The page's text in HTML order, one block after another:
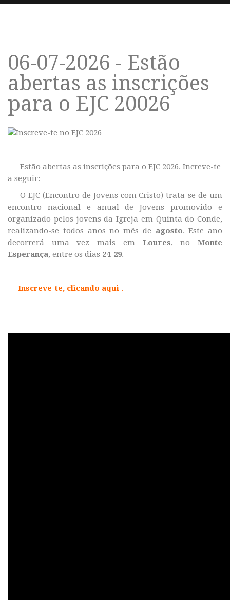
06-07-2026 - Estão
abertas as inscrições
para o EJC 20026
Estão abertas as inscrições para o EJC 2026. Increve-te
a seguir:
O EJC (Encontro de Jovens com Cristo) trata-se de um
encontro nacional e anual de Jovens promovido e
organizado pelos jovens da Igreja em Quinta do Conde,
realizando-se todos anos no mês de agosto. Este ano
decorrerá uma vez mais em Loures, noMonte
Esperança, entre os dias 24-29.
Inscreve-te, clicando aqui .